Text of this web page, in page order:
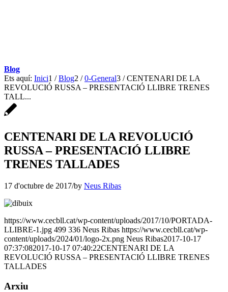
Blog
Ets aquí: Inici1 / Blog2 / 0-General3 / CENTENARI DE LA
REVOLUCIÓ RUSSA – PRESENTACIÓ LLIBRE TRENES
TALL...
CENTENARI DE LA REVOLUCIÓ
RUSSA – PRESENTACIÓ LLIBRE
TRENES TALLADES
17 d'octubre de 2017/by Neus Ribas
https://www.cecbll.cat/wp-content/uploads/2017/10/PORTADA-
LLIBRE-1.jpg 499 336 Neus Ribas https://www.cecbll.cat/wp-
content/uploads/2024/01/logo-2x.png Neus Ribas2017-10-17
07:37:082017-10-17 07:40:22CENTENARI DE LA
REVOLUCIÓ RUSSA – PRESENTACIÓ LLIBRE TRENES
TALLADES
Arxiu